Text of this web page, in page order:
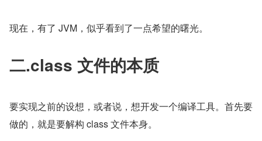
现在，有了 JVM，似乎看到了一点希望的曙光。
二.class 文件的本质
要实现之前的设想，或者说，想开发一个编译工具。首先要
做的，就是要解构 class 文件本身。